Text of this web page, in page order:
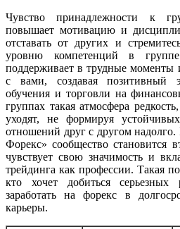
Чувство принадлежности к
повышает мотивацию и
отставать от других и
уровню компетенций в
поддерживает в трудные моменты
с вами, создавая позитивный
обучения и торговли на
группах такая атмосфера
уходят, не формируя
отношений друг с другом
Форекс» сообщество становится
чувствует свою значимость и
трейдинга как профессии. Такая
кто хочет добиться серьезных
заработать на форекс в
карьеры.